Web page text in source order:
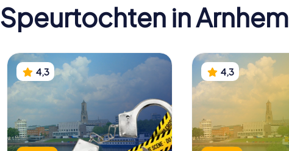
Speurtochten in Arnhem
4,3 4,3